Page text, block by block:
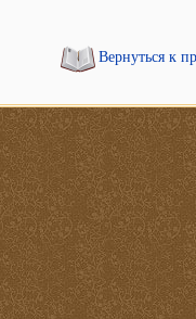
Вернуться к